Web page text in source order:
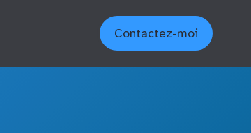
Contactez-moi